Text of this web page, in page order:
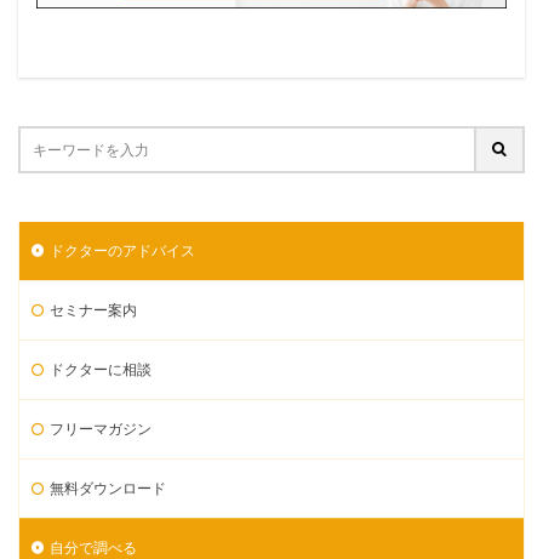
ドクターのアドバイス
セミナー案内
ドクターに相談
フリーマガジン
無料ダウンロード
自分で調べる